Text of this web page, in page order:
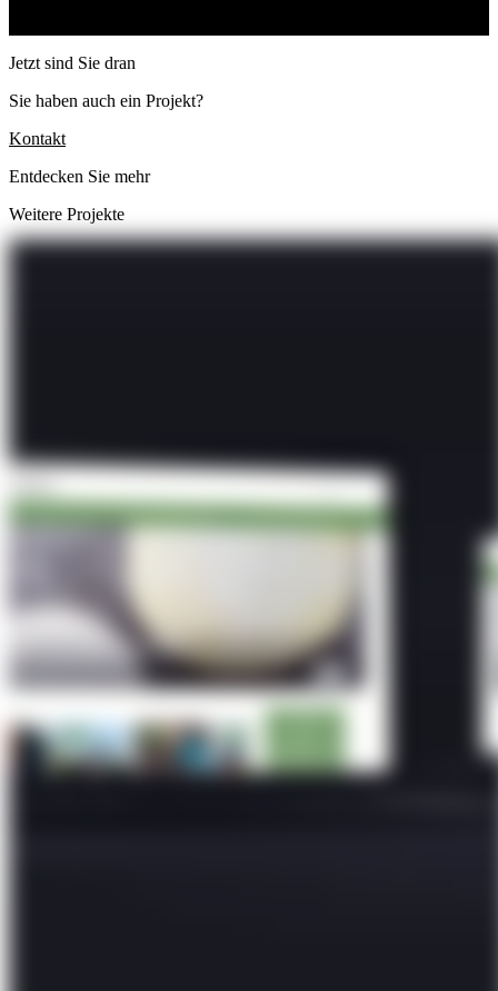
Jetzt sind Sie dran
Sie haben auch ein Projekt?
Kontakt
Entdecken Sie mehr
Weitere Projekte